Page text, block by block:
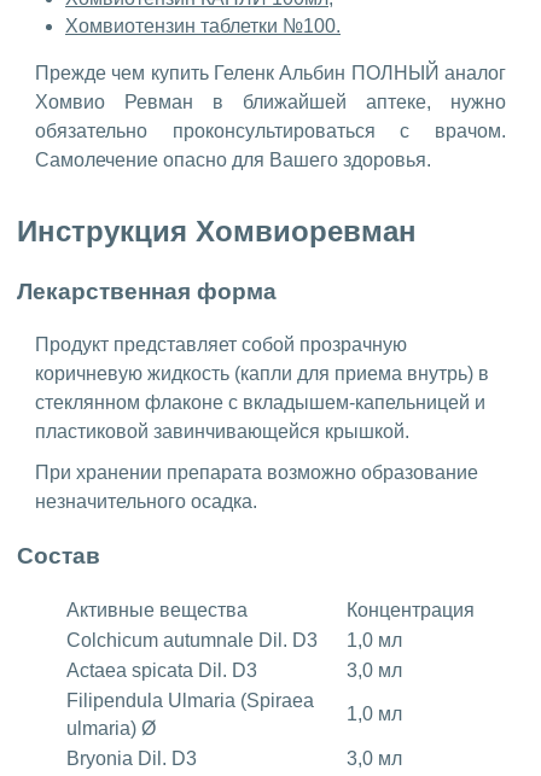
Хомвиотензин таблетки №100.
Прежде чем купить Геленк Альбин ПОЛНЫЙ аналог
Хомвио Ревман в ближайшей аптеке, нужно
обязательно проконсультироваться с врачом.
Самолечение опасно для Вашего здоровья.
Инструкция Хомвиоревман
Лекарственная форма
Продукт представляет собой прозрачную
коричневую жидкость (капли для приема внутрь) в
стеклянном флаконе с вкладышем-капельницей и
пластиковой завинчивающейся крышкой.
При хранении препарата возможно образование
незначительного осадка.
Состав
Активные вещества
Концентрация
Colchicum autumnale Dil. D3
1,0 мл
Actaea spicata Dil. D3
3,0 мл
Filipendula Ulmaria (Spiraea
ulmaria) Ø
1,0 мл
Bryonia Dil. D3
3,0 мл